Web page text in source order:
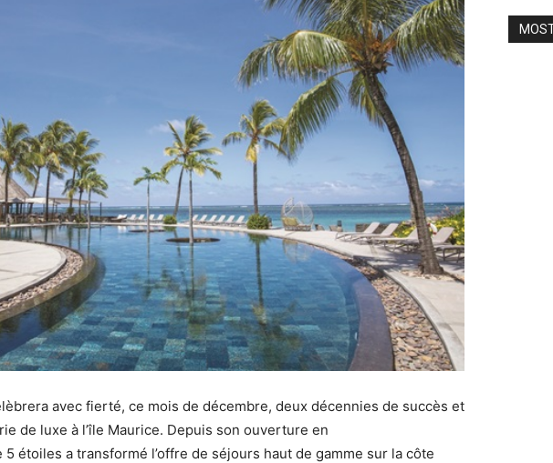
avec fierté, ce mois de décembre, deux décennies de succès et
de luxe à l’île Maurice. Depuis son ouverture en
étoiles a transformé l’offre de séjours haut de gamme sur la côte